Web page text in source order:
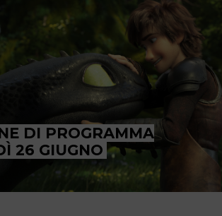
DI PROGRAMMA
26 GIUGNO